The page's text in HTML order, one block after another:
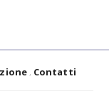
Contatti